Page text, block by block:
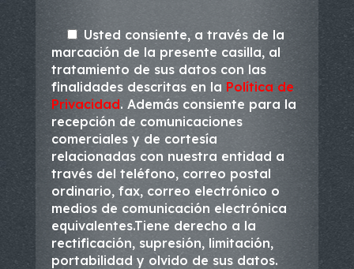
Usted consiente, a través de la
marcación de la presente casilla, al
tratamiento de sus datos con las
finalidades descritas en la Política de
Privacidad. Además consiente para la
recepción de comunicaciones
comerciales y de cortesía
relacionadas con nuestra entidad a
través del teléfono, correo postal
ordinario, fax, correo electrónico o
medios de comunicación electrónica
equivalentes.Tiene derecho a la
rectificación, supresión, limitación,
portabilidad y olvido de sus datos.